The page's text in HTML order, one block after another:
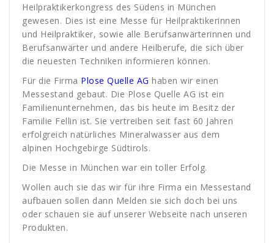
Heilpraktikerkongress des Südens in München
gewesen. Dies ist eine Messe für Heilpraktikerinnen
und Heilpraktiker, sowie alle Berufsanwärterinnen und
Berufsanwärter und andere Heilberufe, die sich über
die neuesten Techniken informieren können.
Für die Firma Plose Quelle AG haben wir einen
Messestand gebaut. Die Plose Quelle AG ist ein
Familienunternehmen, das bis heute im Besitz der
Familie Fellin ist. Sie vertreiben seit fast 60 Jahren
erfolgreich natürliches Mineralwasser aus dem
alpinen Hochgebirge Südtirols.
Die Messe in München war ein toller Erfolg.
Wollen auch sie das wir für ihre Firma ein Messestand
aufbauen sollen dann Melden sie sich doch bei uns
oder schauen sie auf unserer Webseite nach unseren
Produkten.